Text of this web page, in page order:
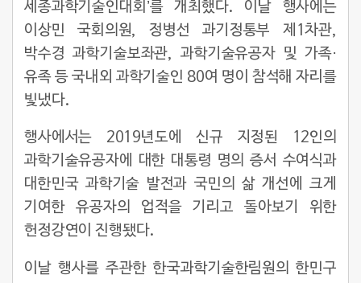
세종과학기술인대회’를 개최했다. 이날 행사에는
이상민 국회의원, 정병선 과기정통부 제1차관,
박수경 과학기술보좌관, 과학기술유공자 및 가족·
유족 등 국내외 과학기술인 80여 명이 참석해 자리를
빛냈다.
행사에서는 2019년도에 신규 지정된 12인의
과학기술유공자에 대한 대통령 명의 증서 수여식과
대한민국 과학기술 발전과 국민의 삶 개선에 크게
기여한 유공자의 업적을 기리고 돌아보기 위한
헌정강연이 진행됐다.
이날 행사를 주관한 한국과학기술한림원의 한민구